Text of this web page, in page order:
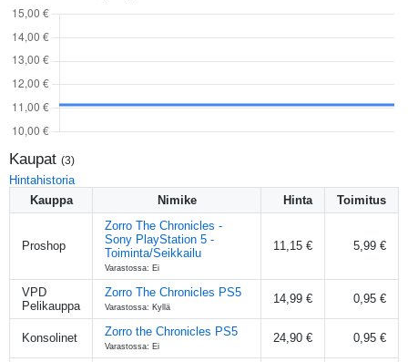
Kaupat (3)
Hintahistoria
Kauppa
Nimike Hinta Toimitus
Proshop
Zorro The Chronicles -
Sony PlayStation 5 -
Toiminta/Seikkailu
Varastossa: Ei
11,15 € 5,99 €
VPD
Pelikauppa
Zorro The Chronicles PS5
Varastossa: Kyllä
14,99 € 0,95 €
Konsolinet Zorro the Chronicles PS5
Varastossa: Ei
24,90 € 0,95 €